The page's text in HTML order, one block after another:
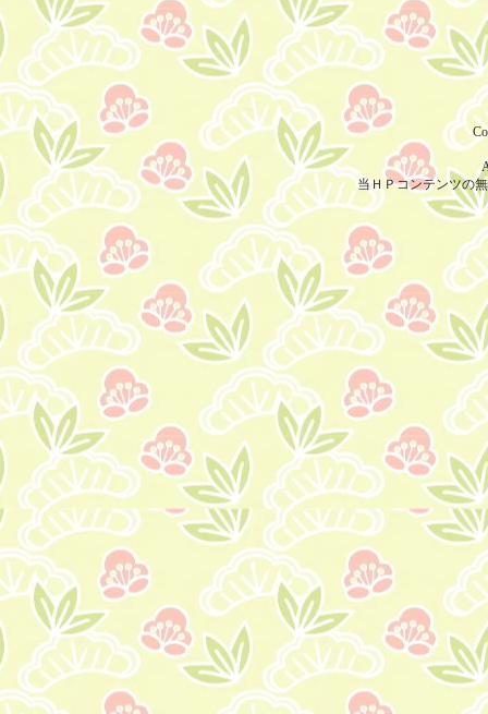
当ＨＰコンテンツの